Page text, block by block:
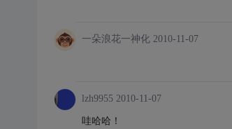
一朵浪花一神化 2010-11-07
lzh9955 2010-11-07
哇哈哈！